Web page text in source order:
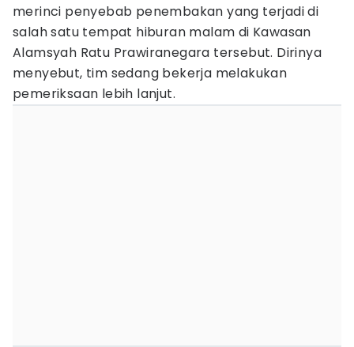
merinci penyebab penembakan yang terjadi di
salah satu tempat hiburan malam di Kawasan
Alamsyah Ratu Prawiranegara tersebut. Dirinya
menyebut, tim sedang bekerja melakukan
pemeriksaan lebih lanjut.